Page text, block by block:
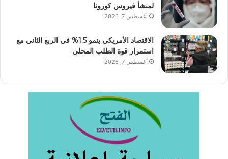
لمنشأ فيروس كورونا
أغسطس 7, 2026
الاقتصاد الأمريكي ينمو 1.5% في الربع الثاني مع
استمرار قوة الطلب المحلي
أغسطس 7, 2026